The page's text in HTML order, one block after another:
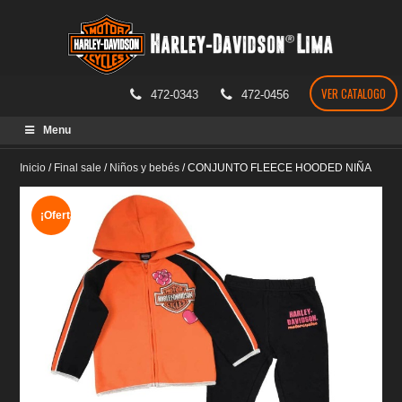
472-0343 472-0456 VER CATALOGO
Menu
Inicio / Final sale / Niños y bebés /CONJUNTO FLEECE HOODED NIÑA
¡Oferta!